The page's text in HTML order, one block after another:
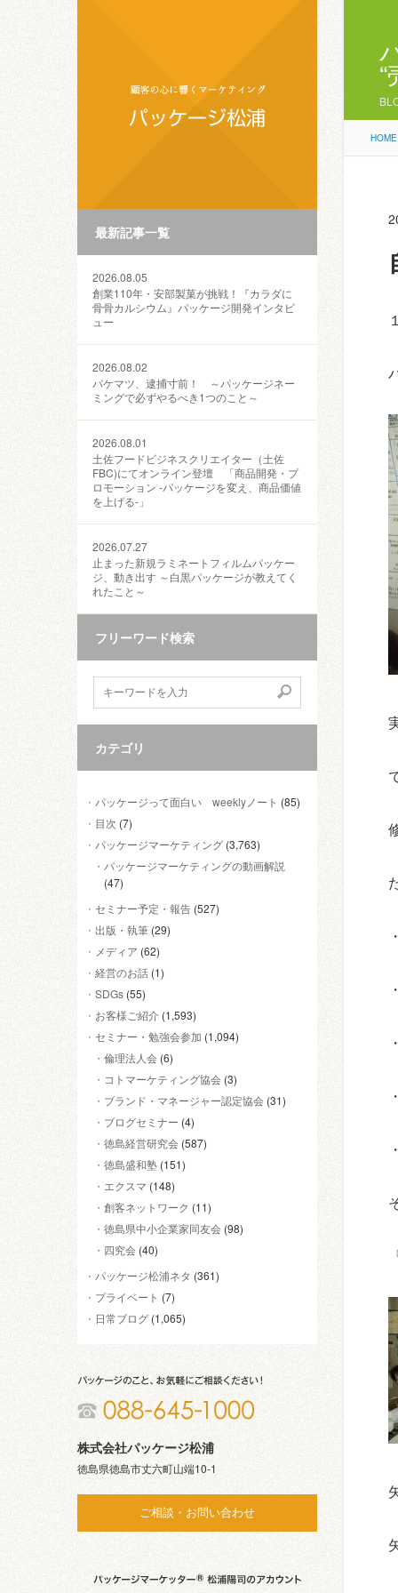
最新記事一覧
2026.08.05
創業110年・安部製菓が挑戦！『カラダに
骨骨カルシウム』パッケージ開発インタビ
ュー
2026.08.02
パケマツ、逮捕寸前！ ～パッケージネー
ミングで必ずやるべき1つのこと～
2026.08.01
土佐フードビジネスクリエイター（土佐
FBC)にてオンライン登壇 「商品開発・プ
ロモーション ‐パッケージを変え、商品価値
を上げる‐」
2026.07.27
止まった新規ラミネートフィルムパッケー
ジ、動き出す ～白黒パッケージが教えてく
れたこと～
フリーワード検索
カテゴリ
パッケージって面白い weeklyノート (85)
目次 (7)
パッケージマーケティング (3,763)
パッケージマーケティングの動画解説
(47)
セミナー予定・報告 (527)
出版・執筆 (29)
メディア (62)
経営のお話 (1)
SDGs (55)
お客様ご紹介 (1,593)
セミナー・勉強会参加 (1,094)
倫理法人会 (6)
コトマーケティング協会 (3)
ブランド・マネージャー認定協会 (31)
ブログセミナー (4)
徳島経営研究会 (587)
徳島盛和塾 (151)
エクスマ (148)
創客ネットワーク (11)
徳島県中小企業家同友会 (98)
四究会 (40)
パッケージ松浦ネタ (361)
プライベート (7)
日常ブログ (1,065)
株式会社パッケージ松浦
徳島県徳島市丈六町山端10-1
ご相談・お問い合わせ
HOME